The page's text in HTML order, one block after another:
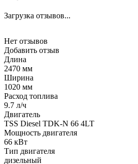
Загрузка отзывов...
Нет отзывов
Добавить отзыв
Длина
2470 мм
Ширина
1020 мм
Расход топлива
9.7 л/ч
Двигатель
TSS Diesel TDK-N 66 4LT
Мощность двигателя
66 кВт
Тип двигателя
дизельный